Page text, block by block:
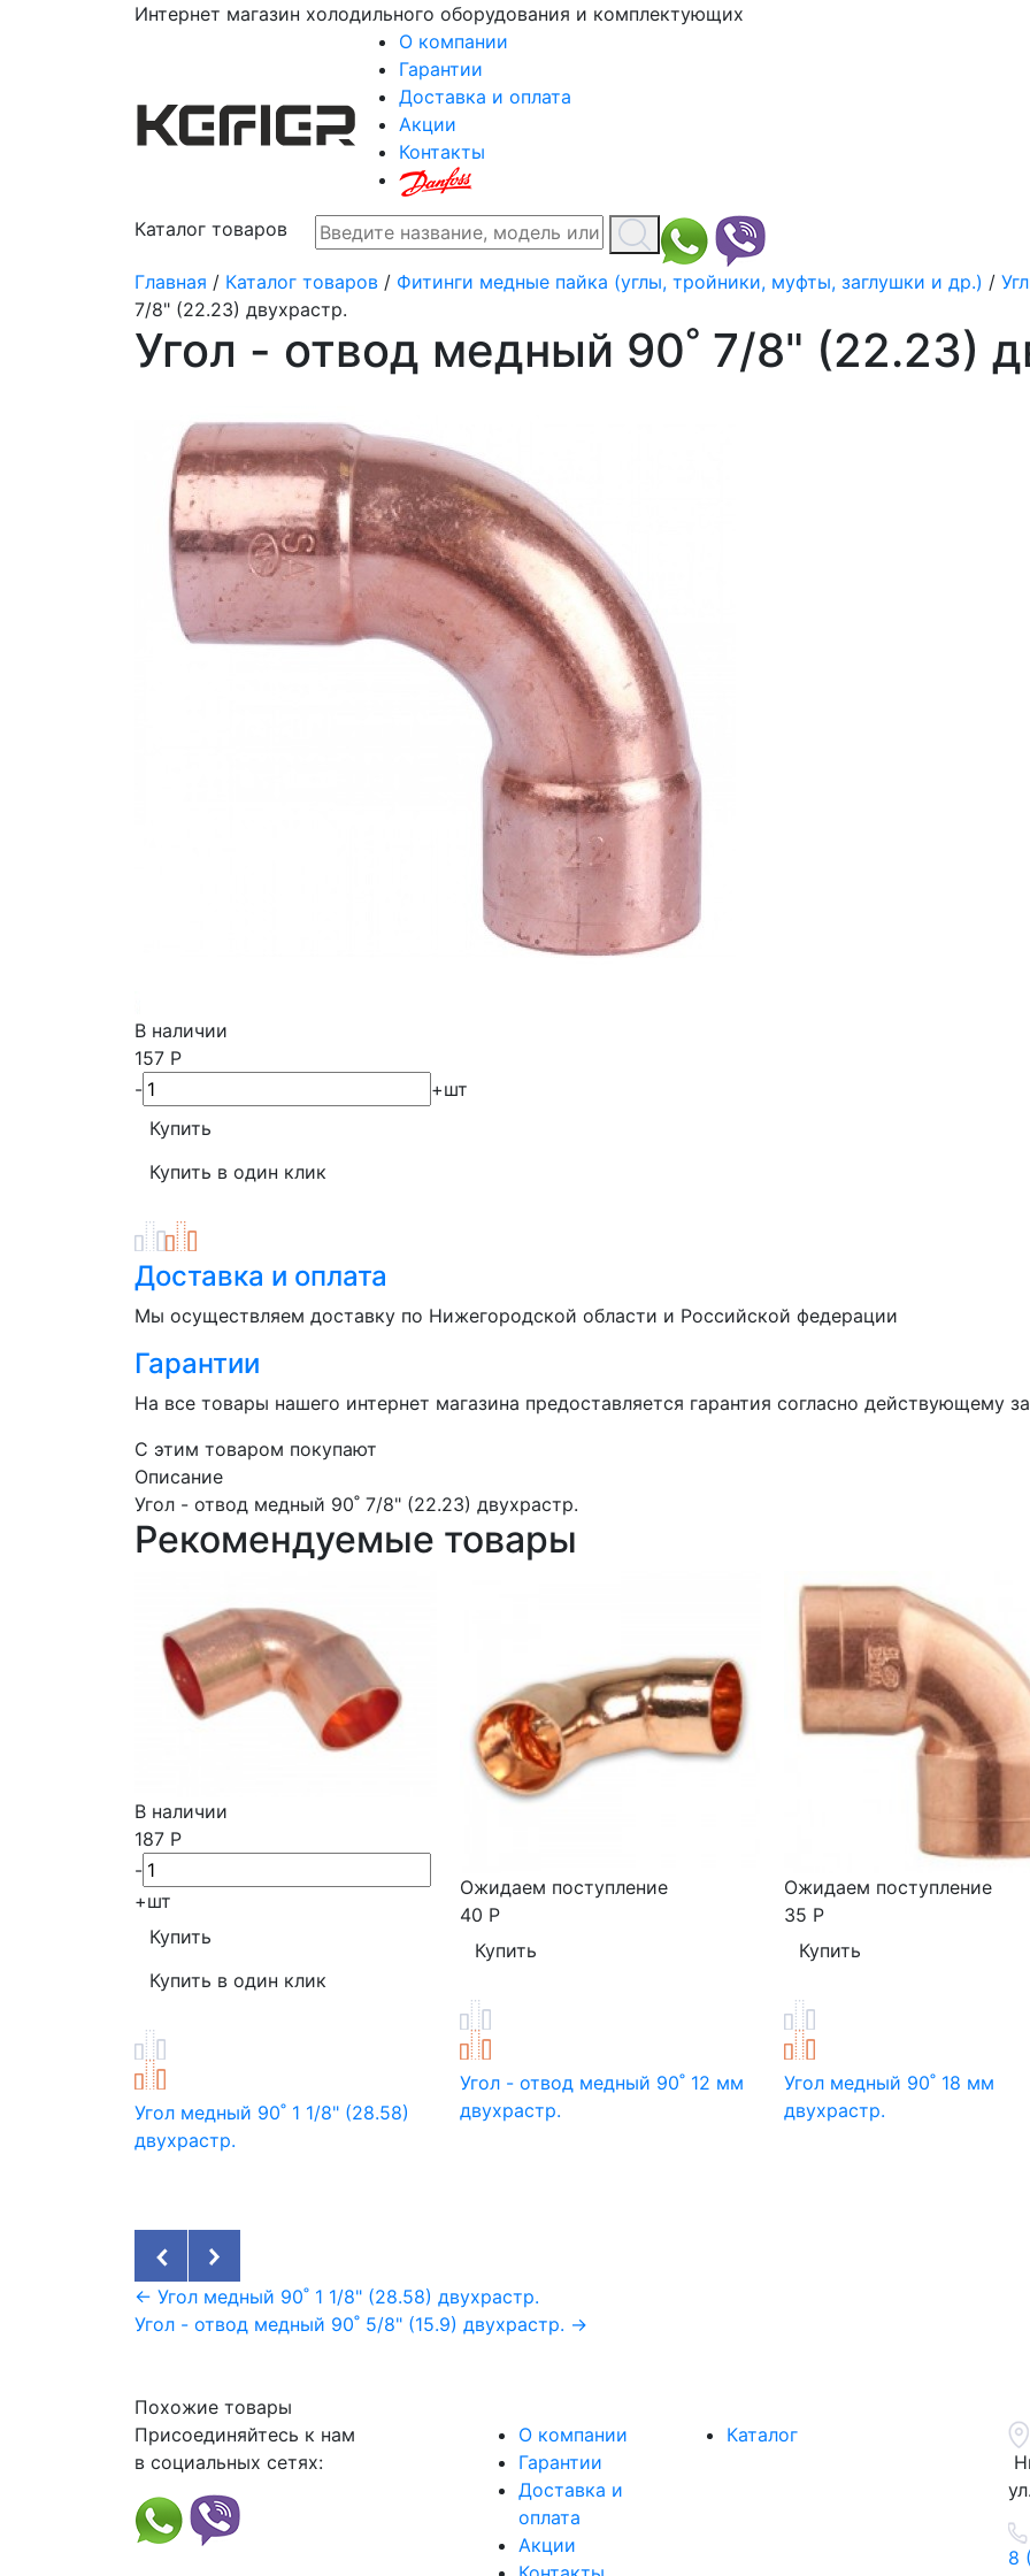
Интернет магазин холодильного оборудования и комплектующих
О компании
Гарантии
Доставка и оплата
Акции
Контакты
Каталог товаров
Главная / Каталог товаров / Фитинги медные пайка (углы, тройники, муфты, заглушки и др.) /
7/8" (22.23) двухрастр.
Угол - отвод медный 90˚ 7/8" (22.23)
В наличии
157 Р
-
+шт
Доставка и оплата
Мы осуществляем доставку по Нижегородской области и Российской федерации
Гарантии
На все товары нашего интернет магазина предоставляется гарантия согласно действующему
C этим товаром покупают
Описание
Угол - отвод медный 90˚ 7/8" (22.23) двухрастр.
Рекомендуемые товары
В наличии
187 Р
-
+шт
Угол медный 90˚ 1 1/8" (28.58)
двухрастр.
Ожидаем поступление
40 Р
Угол - отвод медный 90˚ 12 мм
двухрастр.
Ожидаем поступление
35 Р
Угол медный 90˚ 18 мм
двухрастр.
← Угол медный 90˚ 1 1/8" (28.58) двухрастр.
Угол - отвод медный 90˚ 5/8" (15.9) двухрастр. →
Похожие товары
Присоединяйтесь к нам
в социальных сетях:
О компании
Гарантии
Доставка и
оплата
Акции
Каталог
ул.
8